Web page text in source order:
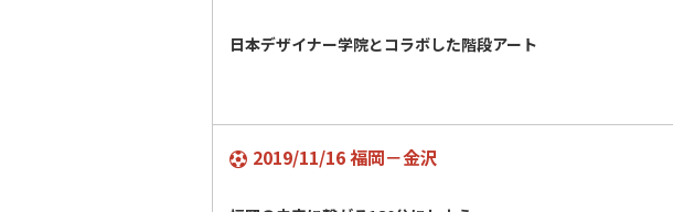
日本デザイナー学院とコラボした階段アート
2019/11/16 福岡－金沢